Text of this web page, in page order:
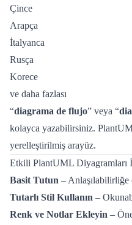
Çince
Arapça
İtalyanca
Rusça
Korece
ve daha fazlası
“diagrama de flujo” veya “
kolayca yazabilirsiniz.
yerelleştirilmiş arayüz.
Etkili PlantUML Diyagramları
Basit Tutun – Anlaşılabilirliğe
Tutarlı Stil Kullanın –
Renk ve Notlar Ekleyin –